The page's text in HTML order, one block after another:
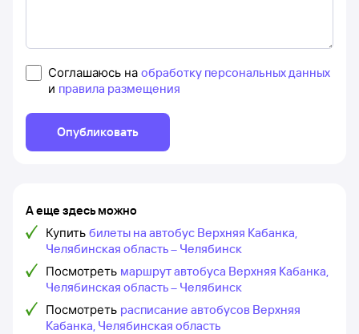
Соглашаюсь на обработку персональных данных
и правила размещения
Опубликовать
А еще здесь можно
Купить билеты на автобус Верхняя Кабанка,
Челябинская область – Челябинск
Посмотреть маршрут автобуса Верхняя Кабанка,
Челябинская область – Челябинск
Посмотреть расписание автобусов Верхняя
Кабанка, Челябинская область